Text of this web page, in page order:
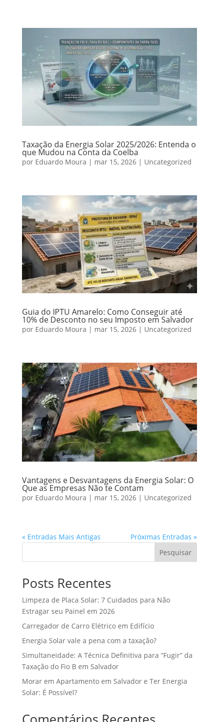
Taxação da Energia Solar 2025/2026: Entenda o
que Mudou na Conta da Coelba
por Eduardo Moura | mar 15, 2026| Uncategorized
Guia do IPTU Amarelo: Como Conseguir até
10% de Desconto no seu Imposto em Salvador
por Eduardo Moura | mar 15, 2026| Uncategorized
Vantagens e Desvantagens da Energia Solar: O
Que as Empresas Não te Contam
por Eduardo Moura | mar 15, 2026| Uncategorized
« Entradas Mais Antigas
Próximas Entradas »
Pesquisar
Posts Recentes
Limpeza de Placa Solar: 7 Cuidados para Não
Estragar seu Painel em 2026
Carregador de Carro Elétrico em Edifício
Energia Solar vale a pena com a taxação?
Simultaneidade: A Técnica Definitiva para “Fugir” da
Taxação do Fio B em Salvador
Morar em Apartamento em Salvador e Ter Energia
Solar: É Possível?